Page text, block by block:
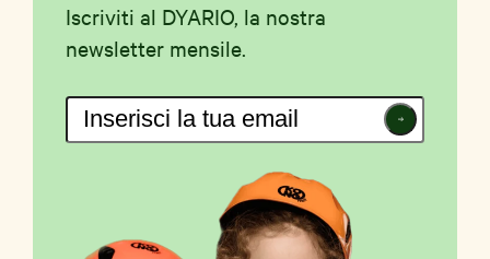
Iscriviti al DYARIO, la nostra
newsletter mensile.
Iscriviti